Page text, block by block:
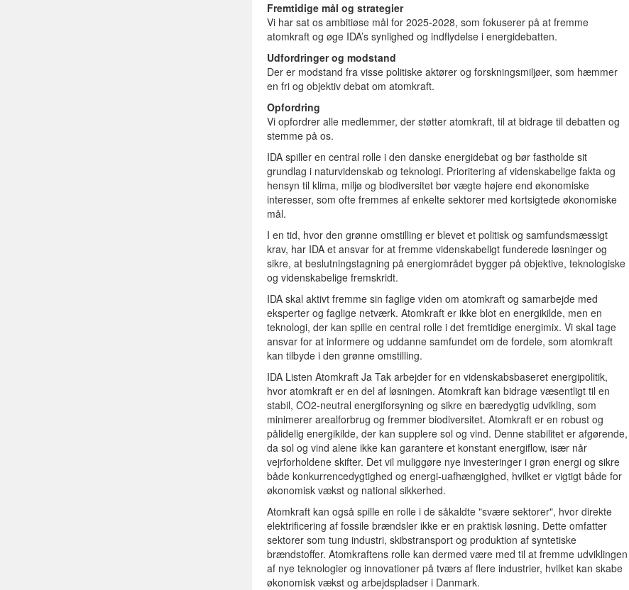
Fremtidige mål og strategier
Vi har sat os ambitiøse mål for 2025-2028, som fokuserer på at fremme
atomkraft og øge IDA’s synlighed og indflydelse i energidebatten.
Udfordringer og modstand
Der er modstand fra visse politiske aktører og forskningsmiljøer, som hæmmer
en fri og objektiv debat om atomkraft.
Opfordring
Vi opfordrer alle medlemmer, der støtter atomkraft, til at bidrage til debatten og
stemme på os.
IDA spiller en central rolle i den danske energidebat og bør fastholde sit
grundlag i naturvidenskab og teknologi. Prioritering af videnskabelige fakta og
hensyn til klima, miljø og biodiversitet bør vægte højere end økonomiske
interesser, som ofte fremmes af enkelte sektorer med kortsigtede økonomiske
mål.
I en tid, hvor den grønne omstilling er blevet et politisk og samfundsmæssigt
krav, har IDA et ansvar for at fremme videnskabeligt funderede løsninger og
sikre, at beslutningstagning på energiområdet bygger på objektive, teknologiske
og videnskabelige fremskridt.
IDA skal aktivt fremme sin faglige viden om atomkraft og samarbejde med
eksperter og faglige netværk. Atomkraft er ikke blot en energikilde, men en
teknologi, der kan spille en central rolle i det fremtidige energimix. Vi skal tage
ansvar for at informere og uddanne samfundet om de fordele, som atomkraft
kan tilbyde i den grønne omstilling.
IDA Listen Atomkraft Ja Tak arbejder for en videnskabsbaseret energipolitik,
hvor atomkraft er en del af løsningen. Atomkraft kan bidrage væsentligt til en
stabil, CO2-neutral energiforsyning og sikre en bæredygtig udvikling, som
minimerer arealforbrug og fremmer biodiversitet. Atomkraft er en robust og
pålidelig energikilde, der kan supplere sol og vind. Denne stabilitet er afgørende,
da sol og vind alene ikke kan garantere et konstant energiflow, især når
vejrforholdene skifter. Det vil muliggøre nye investeringer i grøn energi og sikre
både konkurrencedygtighed og energi-uafhængighed, hvilket er vigtigt både for
økonomisk vækst og national sikkerhed.
Atomkraft kan også spille en rolle i de såkaldte "svære sektorer", hvor direkte
elektrificering af fossile brændsler ikke er en praktisk løsning. Dette omfatter
sektorer som tung industri, skibstransport og produktion af syntetiske
brændstoffer. Atomkraftens rolle kan dermed være med til at fremme udviklingen
af nye teknologier og innovationer på tværs af flere industrier, hvilket kan skabe
økonomisk vækst og arbejdspladser i Danmark.